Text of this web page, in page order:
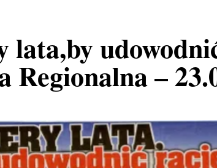
lata,by
Regionalna –